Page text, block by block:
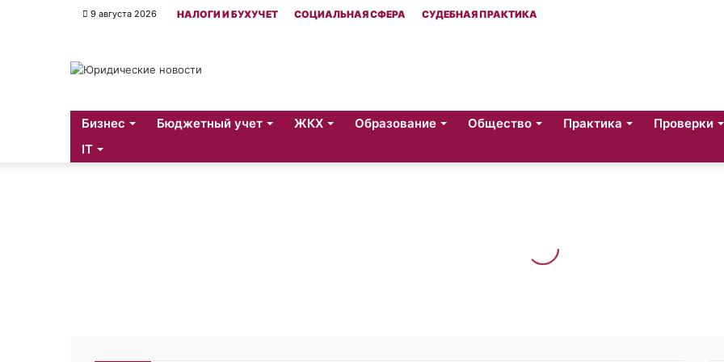
9 августа 2026 НАЛОГИ И БУХУЧЕТ СОЦИАЛЬНАЯ СФЕРА СУДЕБНАЯ ПРАКТИКА
Бизнес Бюджетный учет ЖКХ Образование Общество Практика Проверки
IT